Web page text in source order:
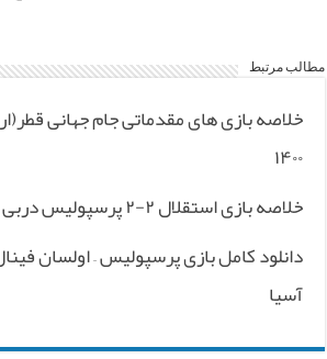
مطالب مرتبط
۱۴۰۰
خلاصه بازی استقلال ۲-۲ پرسپولیس دربی ۹۴
دانلود کامل بازی پرسپولیس – اولسان
آسیا